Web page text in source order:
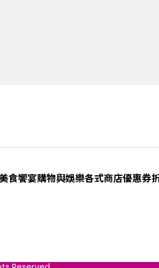
食饗宴購物與娛樂各式商店優惠券